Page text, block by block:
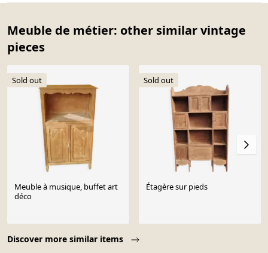
Meuble de métier: other similar vintage
pieces
Discover more similar items
Sold out
Meuble à musique, buffet art
déco
Sold out
Étagère sur pieds